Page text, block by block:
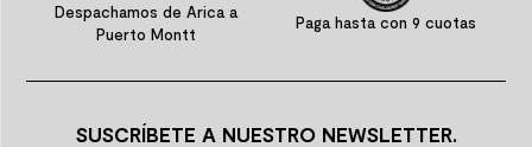
Despachamos de Arica a
Puerto Montt
Paga hasta con 9 cuotas
SUSCRÍBETE A NUESTRO NEWSLETTER.